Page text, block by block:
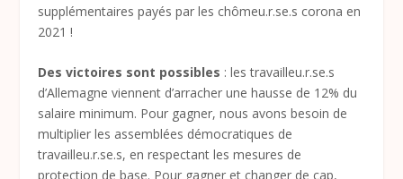
supplémentaires payés par les chômeu.r.se.s corona en
2021 !
Des victoires sont possibles : les travailleu.r.se.s
d’Allemagne viennent d’arracher une hausse de 12% du
salaire minimum. Pour gagner, nous avons besoin de
multiplier les assemblées démocratiques de
travailleu.r.se.s, en respectant les mesures de
protection de base. Pour gagner et changer de cap,